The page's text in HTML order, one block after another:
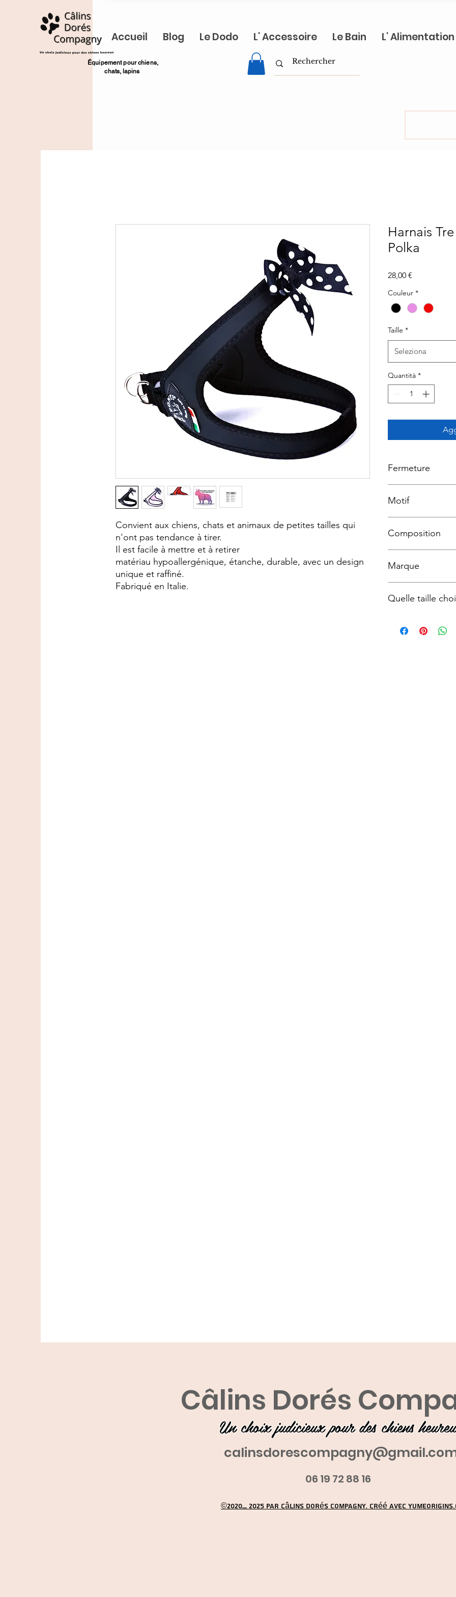
Accueil Blog Le Dodo L' Accessoire Le Bain L' Alimentation
​Équipement pour chiens,
chats, lapins
Convient aux chiens, chats et animaux de petites tailles qui
n'ont pas tendance à tirer.
Il est facile à mettre et à retirer
matériau hypoallergénique, étanche, durable, avec un design
unique et raffiné.
Fabriqué en Italie.
Harnais
Polka
28,00 €
Couleur *
Taille *
Seleziona
Quantità *
Fermeture
Motif
Composition
Marque
Quelle taille
TAILLE
Câlins Dorés
Un choix judicieux pour des chiens
06 19 72 88 16
©2020_ 2025 par Câlins Dorés Compagny. Créé avec